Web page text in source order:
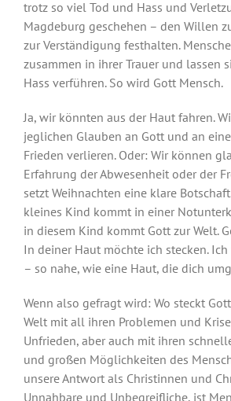
trotz so viel Tod und Hass und
Magdeburg geschehen – den Willen
zur Verständigung festhalten.
zusammen in ihrer Trauer und lassen
Hass verführen. So wird Gott Mensch.
Ja, wir könnten aus der Haut fahren.
jeglichen Glauben an Gott und an
Frieden verlieren. Oder: Wir können
Erfahrung der Abwesenheit oder der
setzt Weihnachten eine klare
kleines Kind kommt in einer
in diesem Kind kommt Gott zur Welt.
In deiner Haut möchte ich stecken.
– so nahe, wie eine Haut, die dich
Wenn also gefragt wird: Wo steckt
Welt mit all ihren Problemen und
Unfrieden, aber auch mit ihren
und großen Möglichkeiten des
unsere Antwort als Christinnen und
Unnahbare und Unbegreifliche, ist